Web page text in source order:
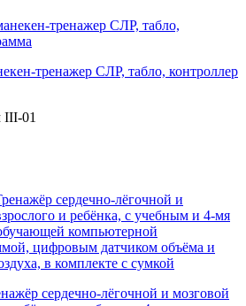
тренажер СЛР, табло, контроллер
01
сердечно-лёгочной и мозговой